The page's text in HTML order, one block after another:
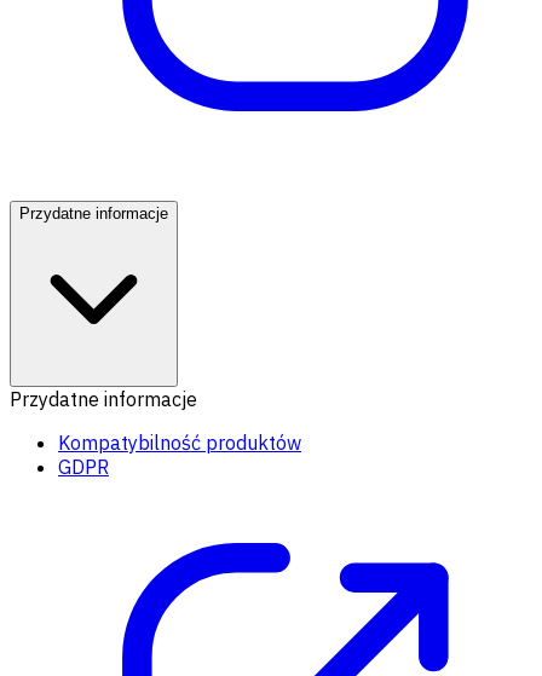
Przydatne informacje
Przydatne informacje
Kompatybilność produktów
GDPR